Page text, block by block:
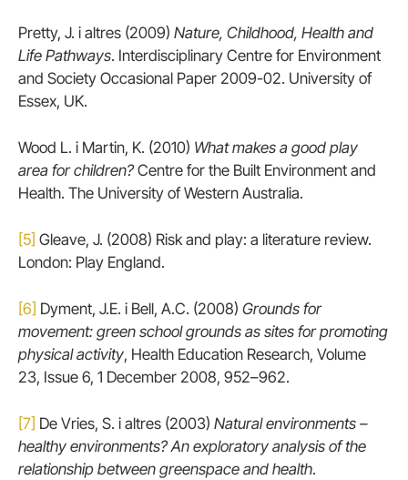
Pretty, J. i altres (2009) Nature, Childhood, Health and
Life Pathways. Interdisciplinary Centre for Environment
and Society Occasional Paper 2009-02. University of
Essex, UK.
Wood L. i Martin, K. (2010) What makes a good play
area for children?Centre for the Built Environment and
Health. The University of Western Australia.
[5] Gleave, J. (2008) Risk and play: a literature review.
London: Play England.
[6] Dyment, J.E. i Bell, A.C. (2008) Grounds for
movement: green school grounds as sites for promoting
physical activity, Health Education Research, Volume
23, Issue 6, 1 December 2008, 952–962.
[7] De Vries, S. i altres (2003) Natural environments –
healthy environments? An exploratory analysis of the
relationship between greenspace and health.